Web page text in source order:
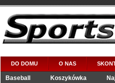
DO DOMU O NAS
Baseball Koszykówka